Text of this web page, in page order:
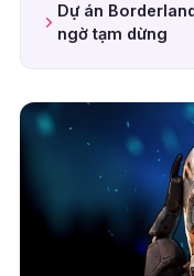
Dự án
ngờ tạm dừng